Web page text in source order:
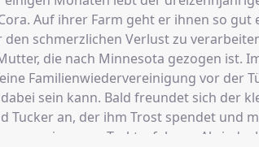
Auf ihrer Farm geht er ihnen so gut
schmerzlichen Verlust zu
die nach Minnesota gezogen ist.
Familienwiedervereinigung vor der
sein kann. Bald freundet sich der
Tucker an, der ihm Trost spendet und
gemeinsames Traktorfahren. Als jedoch